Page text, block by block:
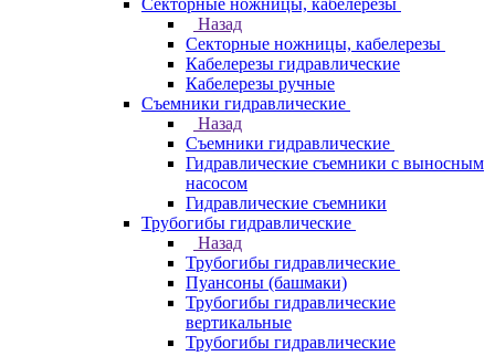
Секторные ножницы, кабелерезы
Назад
Секторные ножницы, кабелерезы
Кабелерезы гидравлические
Кабелерезы ручные
Съемники гидравлические
Назад
Съемники гидравлические
Гидравлические cъемники с выносным
насосом
Гидравлические съемники
Трубогибы гидравлические
Назад
Трубогибы гидравлические
Пуансоны (башмаки)
Трубогибы гидравлические
вертикальные
Трубогибы гидравлические